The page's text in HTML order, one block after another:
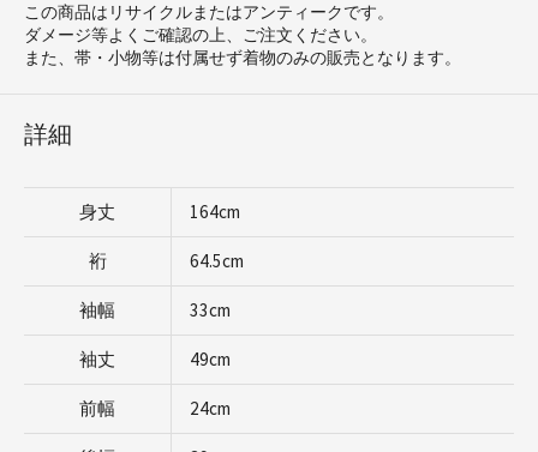
この商品はリサイクルまたはアンティークです。
ダメージ等よくご確認の上、ご注文ください。
また、帯・小物等は付属せず着物のみの販売となります。
詳細
身丈 164cm
裄 64.5cm
袖幅 33cm
袖丈 49cm
前幅 24cm